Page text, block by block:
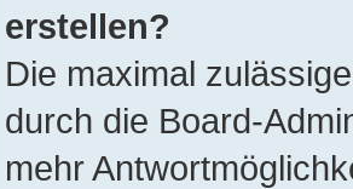
erstellen?
Die maximal
durch die Board-
mehr